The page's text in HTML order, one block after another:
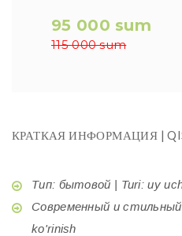
95 000 sum
115 000 sum
КРАТКАЯ ИНФОРМАЦИЯ |
Тип: бытовой | Turi: uy
Современный и
ko'rinish